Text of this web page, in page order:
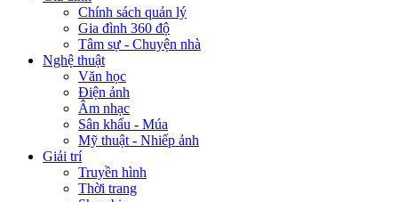
Chính sách quản lý
Gia đình 360 độ
Tâm sự - Chuyện nhà
Nghệ thuật
Văn học
Điện ảnh
Âm nhạc
Sân khấu - Múa
Mỹ thuật - Nhiếp ảnh
Giải trí
Truyền hình
Thời trang